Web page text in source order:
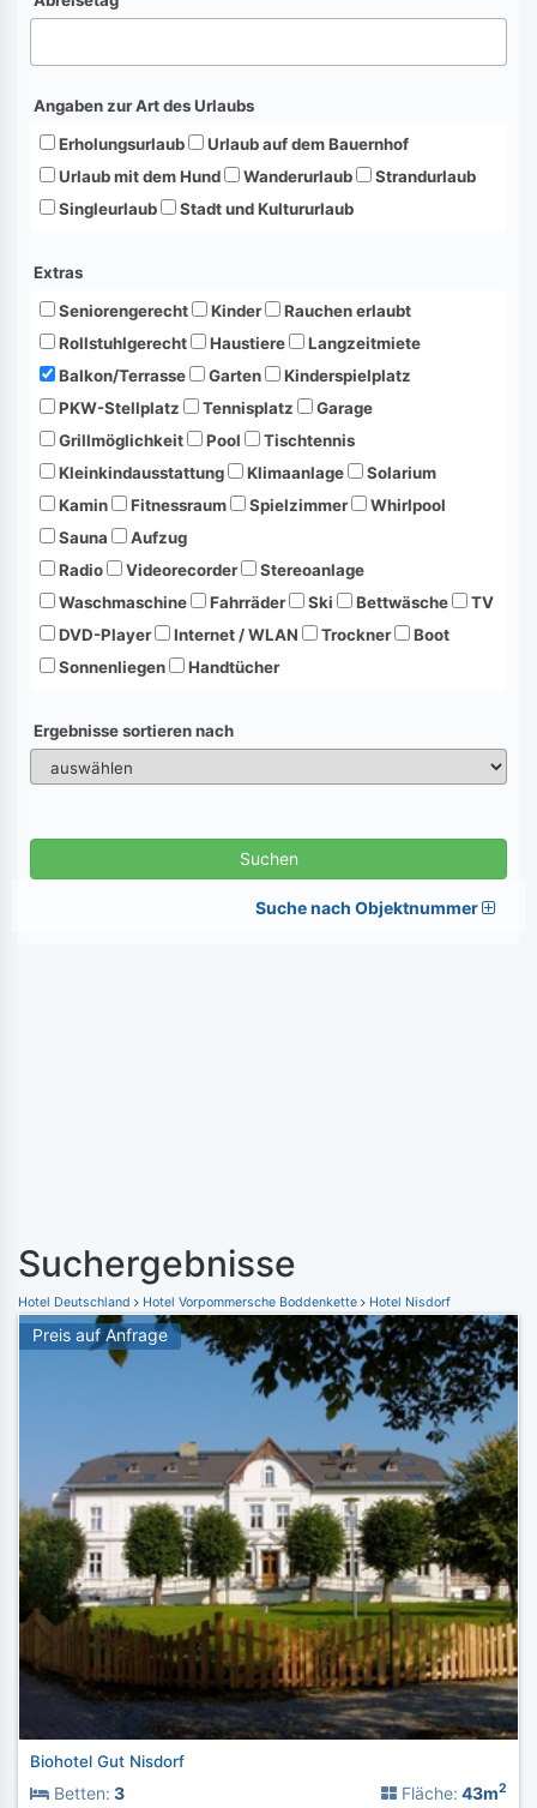
Angaben zur Art des Urlaubs
Erholungsurlaub
Urlaub auf dem Bauernhof
Urlaub mit dem Hund
Wanderurlaub
Strandurlaub
Singleurlaub
Stadt und Kultururlaub
Extras
Seniorengerecht
Kinder
Rauchen erlaubt
Rollstuhlgerecht
Haustiere
Langzeitmiete
Balkon/Terrasse
Garten
Kinderspielplatz
PKW-Stellplatz
Tennisplatz
Garage
Grillmöglichkeit
Pool
Tischtennis
Kleinkindausstattung
Klimaanlage
Solarium
Kamin
Fitnessraum Spielzimmer
Whirlpool
Sauna
Aufzug
Radio
Videorecorder
Stereoanlage
Waschmaschine
Fahrräder Ski Bettwäsche
TV
DVD-Player
Internet / WLAN Trockner
Boot
Sonnenliegen
Handtücher
Ergebnisse sortieren nach
Suchen
Suche nach Objektnummer
Suchergebnisse
Hotel Deutschland Hotel Vorpommersche Boddenkette Hotel Nisdorf
Preis auf Anfrage
Biohotel Gut Nisdorf
Betten: 3 Fläche: 43m2